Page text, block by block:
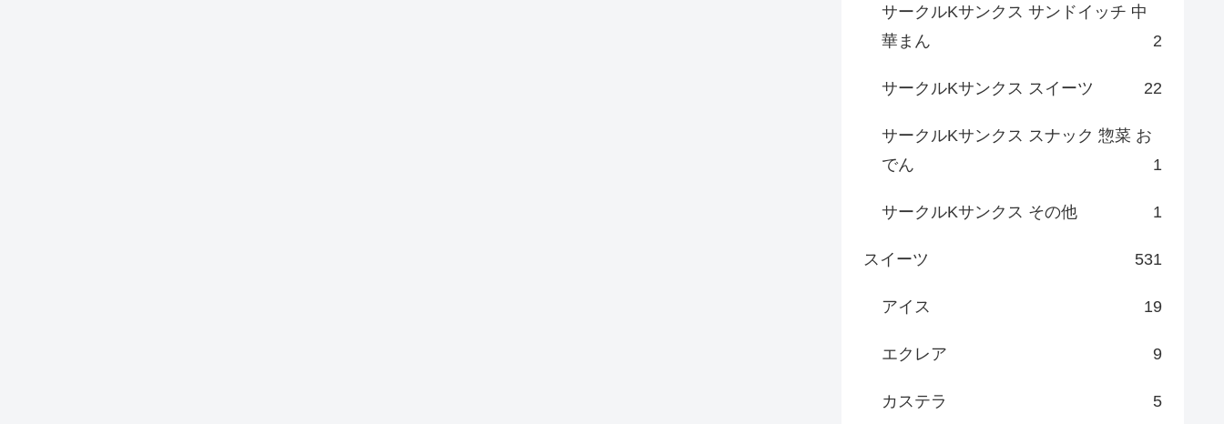
サークルKサンクス サンドイッチ 中
華まん
2
サークルKサンクス スイーツ 22
サークルKサンクス スナック 惣菜 お
でん
1
サークルKサンクス その他 1
スイーツ 531
アイス 19
エクレア 9
カステラ 5